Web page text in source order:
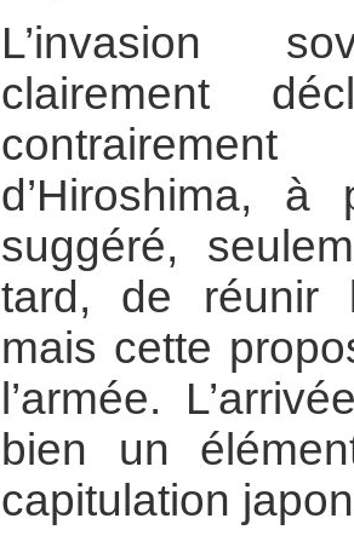
L’invasion
clairement
contrairement
d’Hiroshima,
suggéré,
tard, de réunir
mais cette
l’armée.
bien un
capitulation